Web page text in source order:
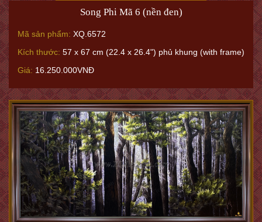
Song Phi Mã 6 (nền đen)
Mã sản phẩm: XQ.6572
Kích thước: 57 x 67 cm (22.4 x 26.4") phủ khung (with frame)
Giá: 16.250.000VNĐ